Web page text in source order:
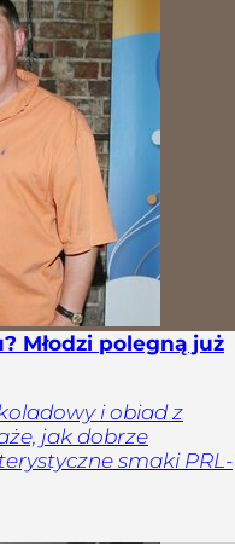
Młodzi polegną już
i obiad z
jak dobrze
smaki PRL-